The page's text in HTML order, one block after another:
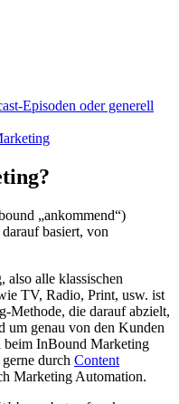
Episoden oder generell
„ankommend“)
basiert, von
also alle klassischen
TV, Radio, Print, usw. ist
Methode, die darauf abzielt,
um genau von den Kunden
beim InBound Marketing
durch Content
Marketing Automation.